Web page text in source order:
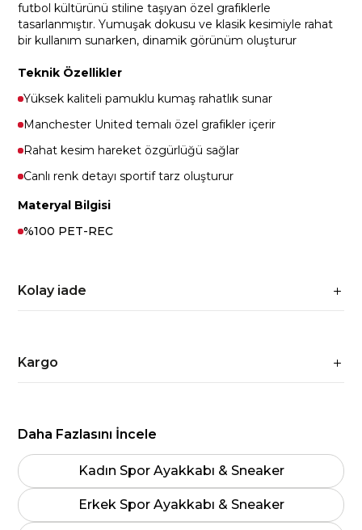
futbol kültürünü stiline taşıyan özel grafiklerle
tasarlanmıştır. Yumuşak dokusu ve klasik kesimiyle rahat
bir kullanım sunarken, dinamik görünüm oluşturur
Teknik Özellikler
Yüksek kaliteli pamuklu kumaş rahatlık sunar
Manchester United temalı özel grafikler içerir
Rahat kesim hareket özgürlüğü sağlar
Canlı renk detayı sportif tarz oluşturur
Materyal Bilgisi
%100 PET-REC
Kolay iade
Kargo
Daha Fazlasını İncele
Kadın Spor Ayakkabı & Sneaker
Erkek Spor Ayakkabı & Sneaker